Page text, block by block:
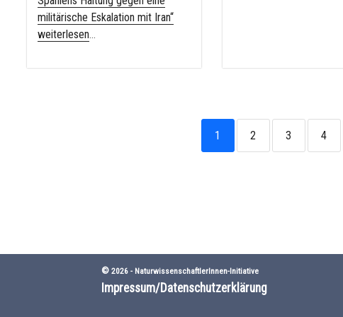
militärische Eskalation mit Iran“
weiterlesen...
1 2 3 4
© 2026 - NaturwissenschaftlerInnen-Initiative
Impressum/Datenschutzerklärung